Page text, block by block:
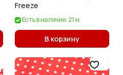
Freeze
Есть в наличии: 21 м
В корзину